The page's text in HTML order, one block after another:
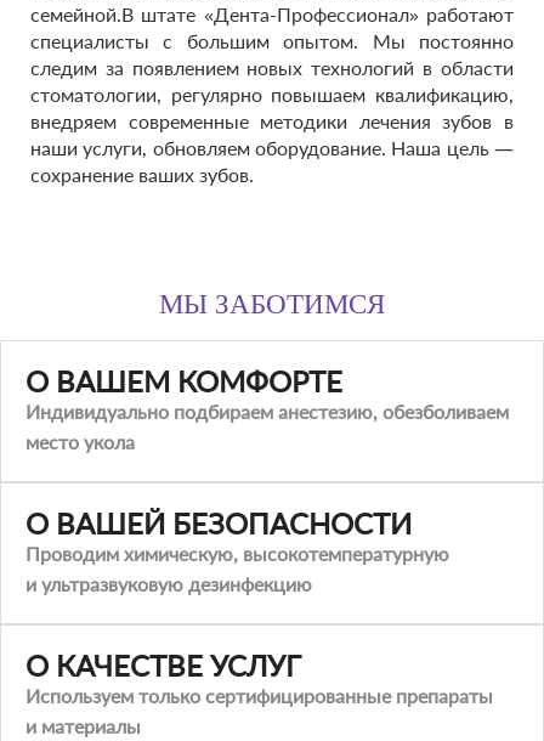
семейной.В штате «Дента-Профессионал» работают
специалисты с большим опытом. Мы постоянно
следим за появлением новых технологий в области
стоматологии, регулярно повышаем квалификацию,
внедряем современные методики лечения зубов в
наши услуги, обновляем оборудование. Наша цель —
сохранение ваших зубов.
МЫ ЗАБОТИМСЯ
О ВАШЕМ КОМФОРТЕ
Индивидуально подбираем анестезию, обезболиваем
место укола
О ВАШЕЙ БЕЗОПАСНОСТИ
Проводим химическую, высокотемпературную
и ультразвуковую дезинфекцию
О КАЧЕСТВЕ УСЛУГ
Используем только сертифицированные препараты
и материалы